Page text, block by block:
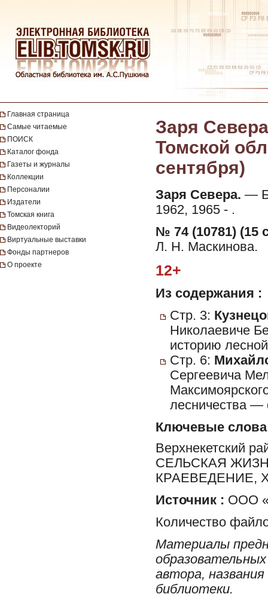
Главная страница
Самые читаемые
ПОИСК
Каталог фонда
Газеты и журналы
Коллекции
Персоналии
Издатели
Томская книга
Видеолекторий
Виртуальные выставки
Фонды партнеров
О проекте
Заря
Томской
сентября)
Заря Севера. —
1962, 1965 - .
№ 74 (10781) (15
Л. Н. Маскинова.
12+
Из содержания :
Стр. 3:
Николаевиче
историю
Стр. 6:
Сергеевича
лесничества
Ключевые слова
Верхнекетский
СЕЛЬСКАЯ
КРАЕВЕДЕНИЕ,
Источник : ООО
Количество
Материалы
автора,
библиотеки.